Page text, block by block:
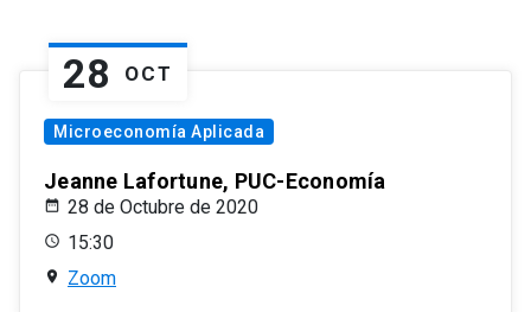
28 OCT
Microeconomía Aplicada
Jeanne Lafortune, PUC-Economía
28 de Octubre de 2020
15:30
Zoom